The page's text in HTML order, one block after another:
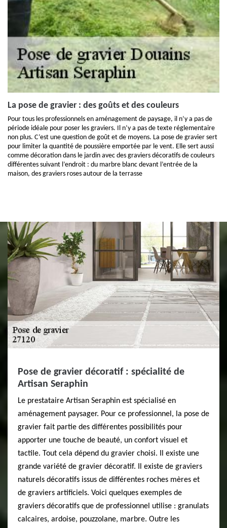
La pose de gravier : des goûts et des couleurs
Pour tous les professionnels en aménagement de paysage, il n’y a pas de
période idéale pour poser les graviers. Il n’y a pas de texte réglementaire
non plus. C’est une question de goût et de moyens. La pose de gravier sert
pour limiter la quantité de poussière emportée par le vent. Elle sert aussi
comme décoration dans le jardin avec des graviers décoratifs de couleurs
différentes suivant l’endroit : du marbre blanc devant l’entrée de la
maison, des graviers roses autour de la terrasse
Pose de gravier décoratif : spécialité de
Artisan Seraphin
Le prestataire Artisan Seraphin est spécialisé en
aménagement paysager. Pour ce professionnel, la pose de
gravier fait partie des différentes possibilités pour
apporter une touche de beauté, un confort visuel et
tactile. Tout cela dépend du gravier choisi. Il existe une
grande variété de gravier décoratif. Il existe de graviers
naturels décoratifs issus de différentes roches mères et
de graviers artificiels. Voici quelques exemples de
graviers décoratifs que de professionnel utilise : granulats
calcaires, ardoise, pouzzolane, marbre. Outre les